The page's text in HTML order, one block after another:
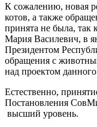
К сожалению, новая
котов, а также
принята не была, так
Мария Василевич, в
Президентом
обращения с
над проектом
Естественно,
Постановления
высший уровень.